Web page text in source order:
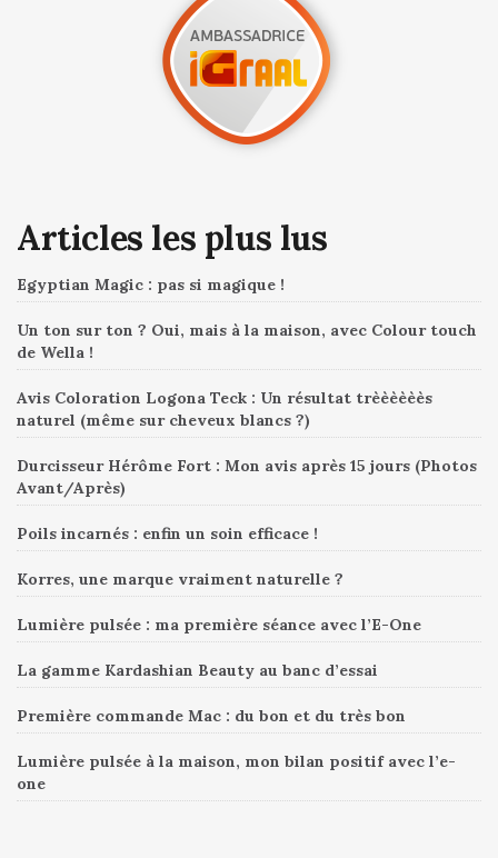
Articles les plus lus
Egyptian Magic : pas si magique !
Un ton sur ton ? Oui, mais à la maison, avec Colour touch
de Wella !
Avis Coloration Logona Teck : Un résultat trèèèèèès
naturel (même sur cheveux blancs ?)
Durcisseur Hérôme Fort : Mon avis après 15 jours (Photos
Avant/Après)
Poils incarnés : enfin un soin efficace !
Korres, une marque vraiment naturelle ?
Lumière pulsée : ma première séance avec l’E-One
La gamme Kardashian Beauty au banc d’essai
Première commande Mac : du bon et du très bon
Lumière pulsée à la maison, mon bilan positif avec l’e-
one